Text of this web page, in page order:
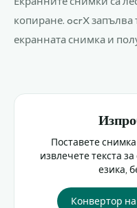
копиране. ocrX запълва
екранната снимка и
Поставете
извлечете текста
езика,
Конвертор